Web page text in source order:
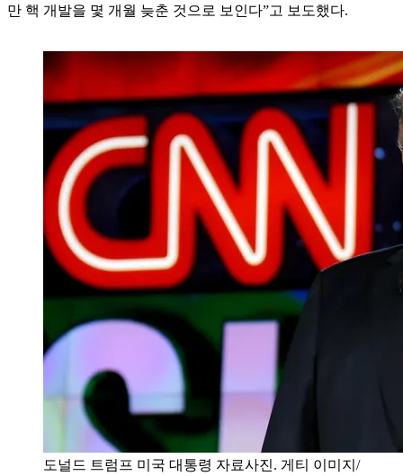
만 핵 개발을 몇 개월 늦춘 것으로 보인다”고 보도했다.
도널드 트럼프 미국 대통령 자료사진. 게티 이미지/